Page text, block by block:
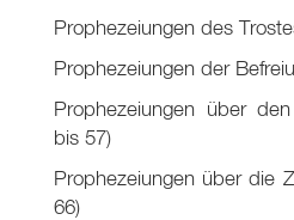
Prophezeiungen des
Prophezeiungen der
Prophezeiungen über
bis 57)
Prophezeiungen über die
66)